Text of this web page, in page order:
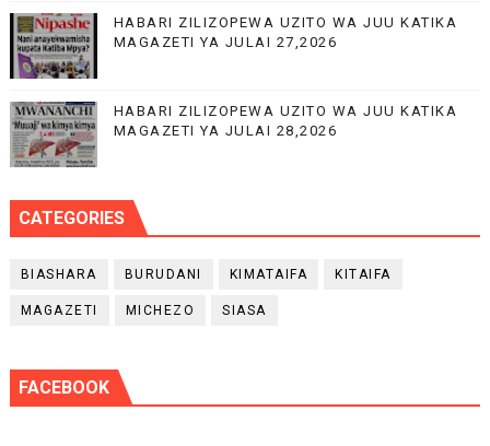
HABARI ZILIZOPEWA UZITO WA JUU KATIKA
MAGAZETI YA JULAI 27,2026
HABARI ZILIZOPEWA UZITO WA JUU KATIKA
MAGAZETI YA JULAI 28,2026
CATEGORIES
BIASHARA BURUDANI KIMATAIFA KITAIFA
MAGAZETI MICHEZO SIASA
FACEBOOK